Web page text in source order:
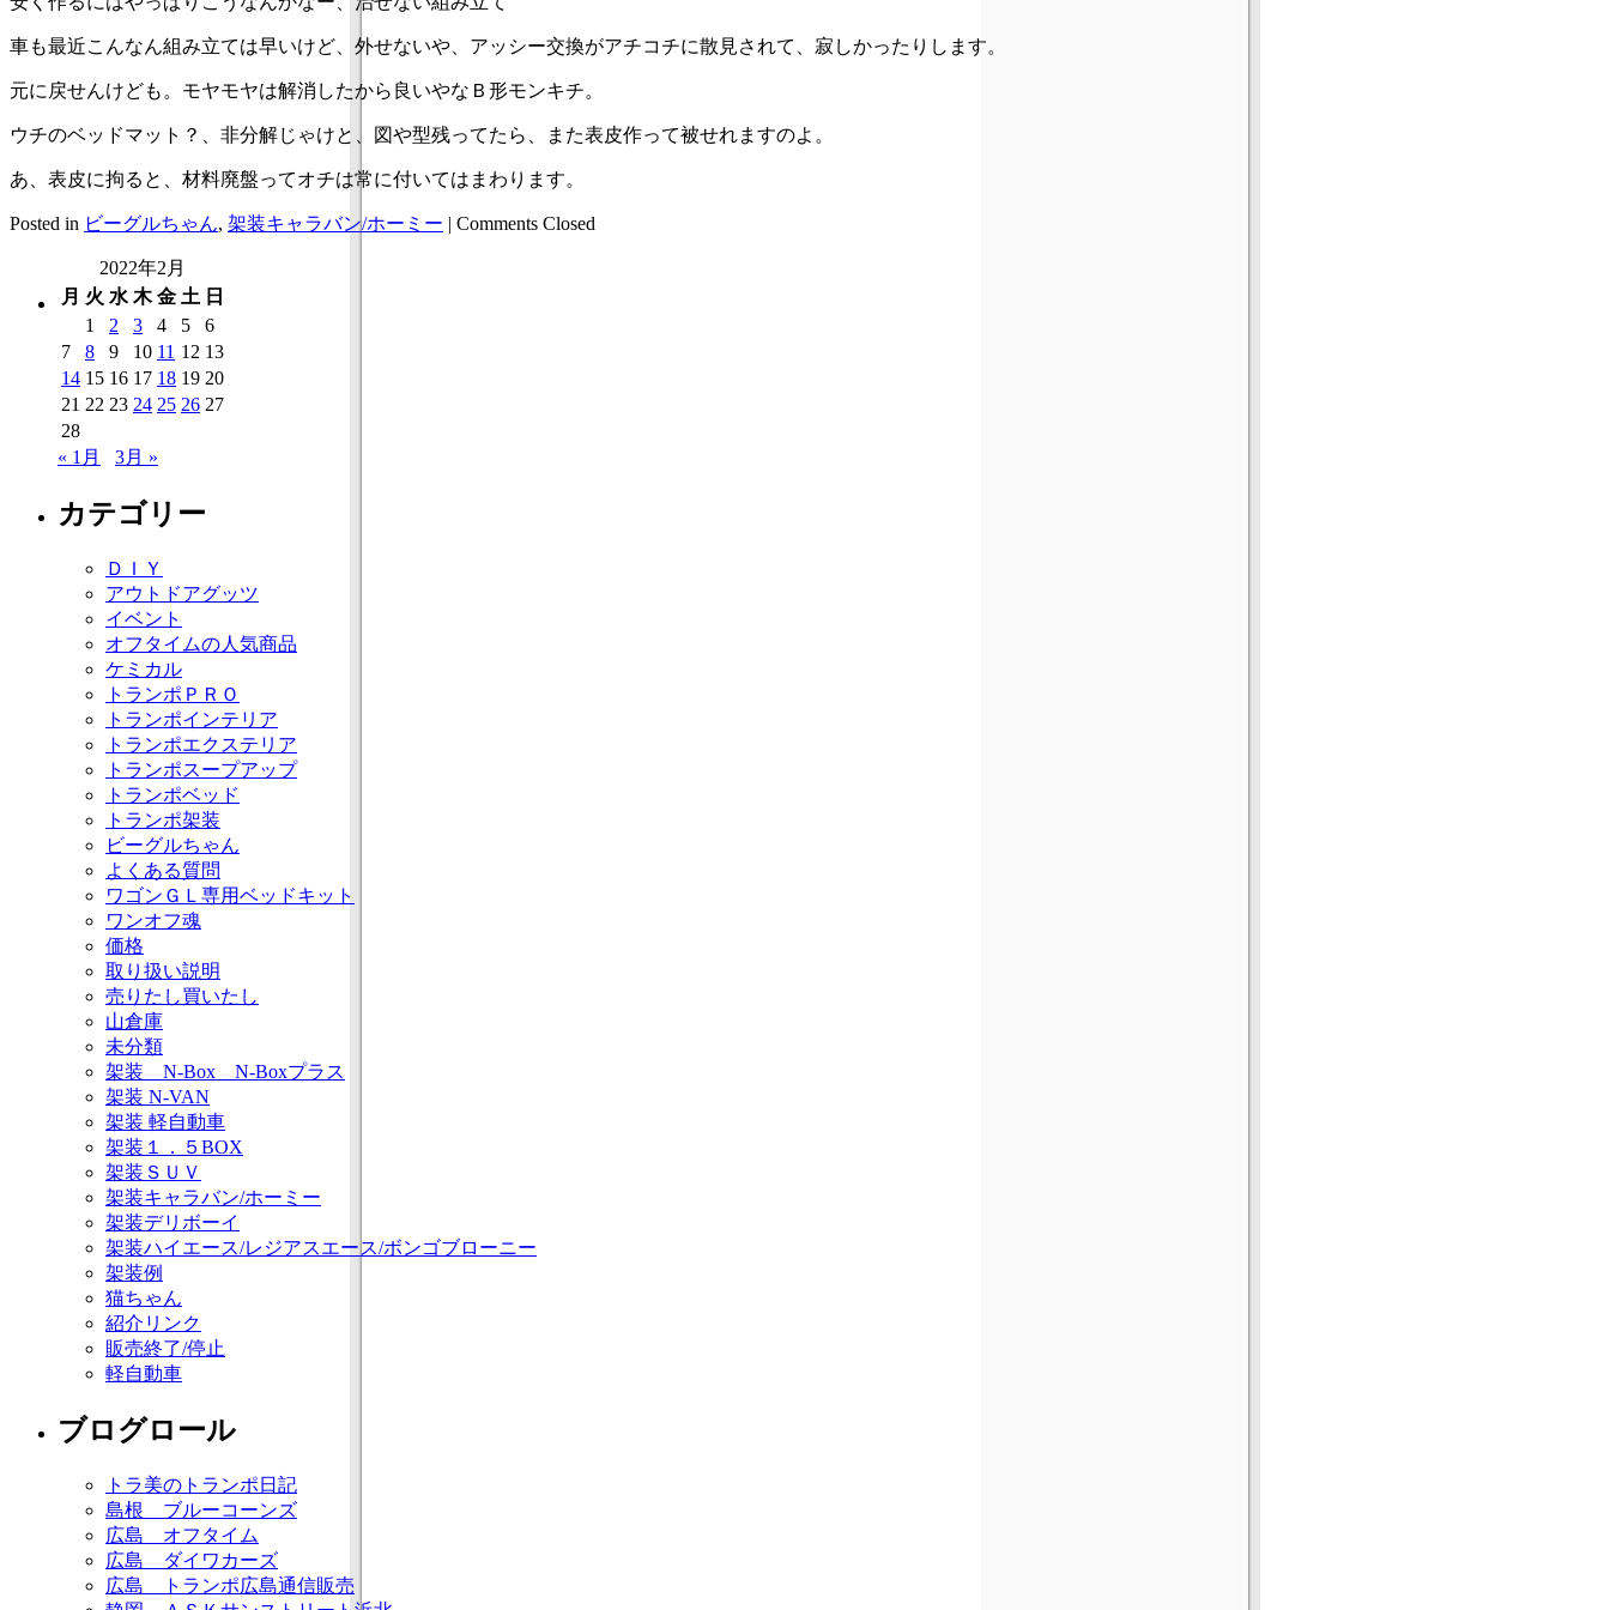
車も最近こんなん組み立ては早いけど、外せないや、アッシー交換がアチコチに散見されて、寂しかったりします。
元に戻せんけども。モヤモヤは解消したから良いやなＢ形モンキチ。
ウチのベッドマット？、非分解じゃけと、図や型残ってたら、また表皮作って被せれますのよ。
あ、表皮に拘ると、材料廃盤ってオチは常に付いてはまわります。
Posted in ビーグルちゃん, 架装キャラバン/ホーミー | Comments Closed
2022年2月
月 火 水 木 金 土 日
1
2 3 4 5
6
7
8 9 10 11 12 13
14 15 16 17 18 19 20
21 22 23 24 25 26 27
28
« 1月
3月 »
カテゴリー
ＤＩＹ
アウトドアグッツ
イベント
オフタイムの人気商品
ケミカル
トランポＰＲＯ
トランポインテリア
トランポエクステリア
トランポスープアップ
トランポベッド
トランポ架装
ビーグルちゃん
よくある質問
ワゴンＧＬ専用ベッドキット
ワンオフ魂
価格
取り扱い説明
売りたし買いたし
山倉庫
未分類
架装 N-Box N-Boxプラス
架装 N-VAN
架装 軽自動車
架装１．５BOX
架装ＳＵＶ
架装キャラバン/ホーミー
架装デリボーイ
架装ハイエース/レジアスエース/ボンゴブローニー
架装例
猫ちゃん
紹介リンク
販売終了/停止
軽自動車
ブログロール
トラ美のトランポ日記
島根 ブルーコーンズ
広島 オフタイム
広島 ダイワカーズ
広島 トランポ広島通信販売